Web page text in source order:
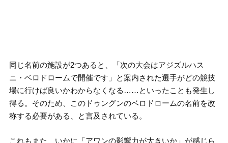
同じ名前の施設が2つあると、「次の大会はアジズルハス
ニ・ベロドロームで開催です」と案内された選手がどの競技
場に行けば良いかわからなくなる……といったことも発生し
得る。そのため、このドゥングンのベロドロームの名前を改
称する必要がある、と言及されている。
これもまた、いかに「アワンの影響力が大きいか」が感じら